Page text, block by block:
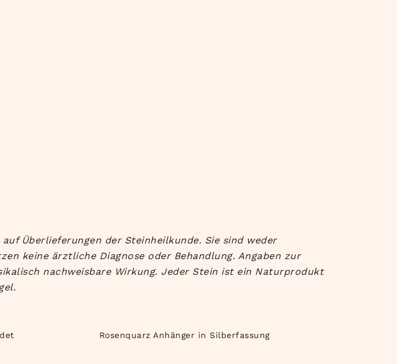
Überlieferungen der Steinheilkunde. Sie sind weder
keine ärztliche Diagnose oder Behandlung. Angaben zur
nachweisbare Wirkung. Jeder Stein ist ein Naturprodukt
Rosenquarz Anhänger in Silberfassung